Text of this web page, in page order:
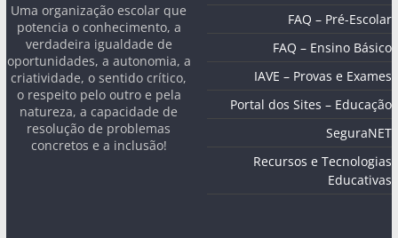
Uma organização escolar que
potencia o conhecimento, a
verdadeira igualdade de
oportunidades, a autonomia, a
criatividade, o sentido crítico,
o respeito pelo outro e pela
natureza, a capacidade de
resolução de problemas
concretos e a inclusão!
FAQ – Pré-Escolar
FAQ – Ensino Básico
IAVE – Provas e Exames
Portal dos Sites – Educação
SeguraNET
Recursos e Tecnologias
Educativas